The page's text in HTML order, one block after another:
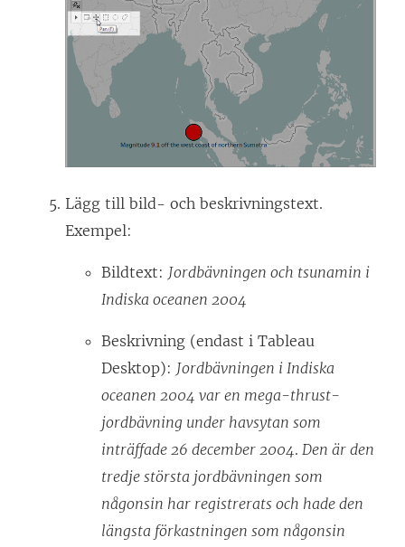
Lägg till bild- och beskrivningstext.
Exempel:
Bildtext: Jordbävningen och tsunamin i
Indiska oceanen 2004
Beskrivning (endast i Tableau
Desktop): Jordbävningen i Indiska
oceanen 2004 var en mega-thrust-
jordbävning under havsytan som
inträffade 26 december 2004. Den är den
tredje största jordbävningen som
någonsin har registrerats och hade den
längsta förkastningen som någonsin